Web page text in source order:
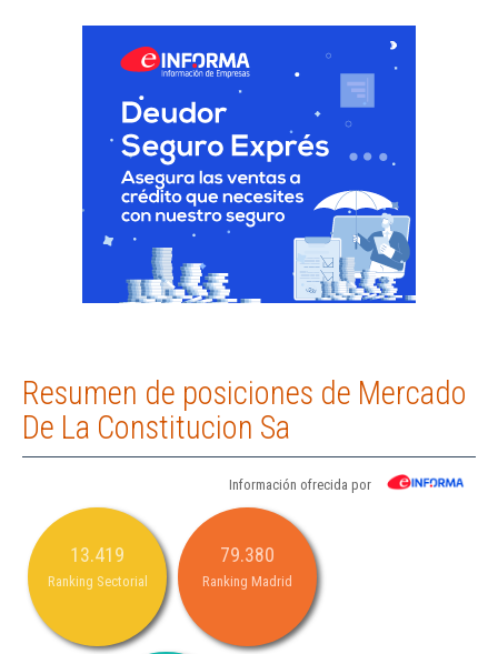
Resumen de posiciones de Mercado
De La Constitucion Sa
Información ofrecida por
13.419
Ranking Sectorial
79.380
Ranking Madrid